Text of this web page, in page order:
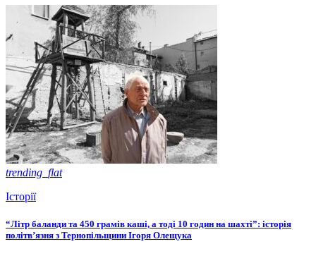
trending_flat
Історії
“Літр баланди та 450 грамів каші, а тоді 10 годин на шахті”: історія
політв’язня з Тернопільщини Ігоря Олещука